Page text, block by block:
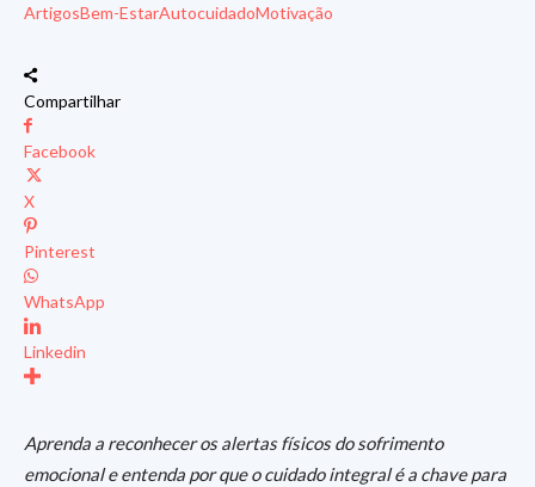
ArtigosBem-EstarAutocuidadoMotivação
Compartilhar
Facebook
X
Pinterest
WhatsApp
Linkedin
Aprenda a reconhecer os alertas físicos do sofrimento
emocional e entenda por que o cuidado integral é a chave para